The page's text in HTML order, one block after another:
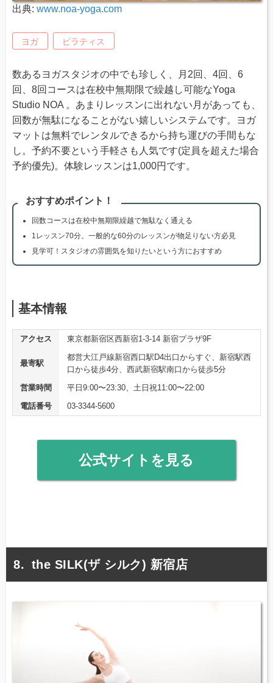
出典: www.noa-yoga.com
ヨガ ピラティス
数あるヨガスタジオの中でも珍しく、月2回、4回、6
回、8回コースは在校中無期限で繰越し可能なYoga
Studio NOA 。あまりレッスンに出れない月があっても、
回数が無駄になることがない嬉しいシステムです。ヨガ
マットは無料でレンタルできるから持ち運びの手間もな
し。予約不要という手軽さも人気です(定員を超えた場合
予約優先)。体験レッスンは1,000円です。
おすすめポイント！
回数コースは在校中無期限繰越で無駄なく通える
1レッスン70分。一般的な60分のレッスンが物足りない方必見
見学可！スタジオの雰囲気を知りたいという方におすすめ
基本情報
アクセス 東京都新宿区西新宿1-3-14 新宿プラザ9F
最寄駅
都営大江戸線新宿西口駅D4出口からすぐ、新宿駅西
口から徒歩4分、西武新宿駅南口から徒歩5分
営業時間
平日9:00〜23:30、土日祝11:00〜22:00
電話番号
03-3344-5600
公式サイトを見る
the SILK(ザ シルク) 新宿店